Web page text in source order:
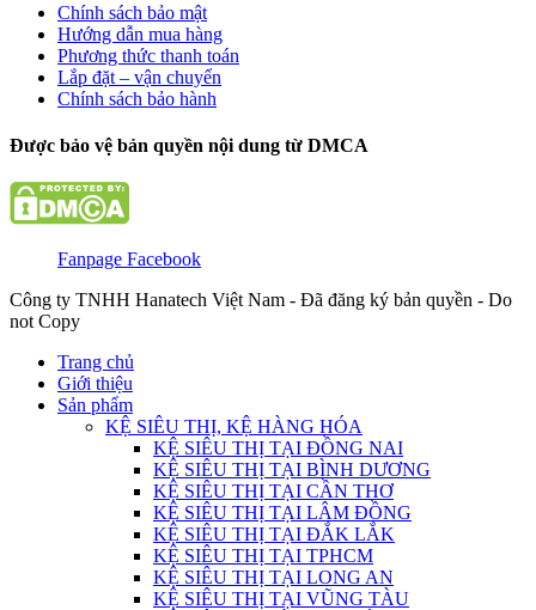
Chính sách bảo mật
Hướng dẫn mua hàng
Phương thức thanh toán
Lắp đặt – vận chuyển
Chính sách bảo hành
Được bảo vệ bản quyền nội dung từ DMCA
Fanpage Facebook
Công ty TNHH Hanatech Việt Nam - Đã đăng ký bản quyền - Do
not Copy
Trang chủ
Giới thiệu
Sản phẩm
KỆ SIÊU THỊ, KỆ HÀNG HÓA
KỆ SIÊU THỊ TẠI ĐỒNG NAI
KỆ SIÊU THỊ TẠI BÌNH DƯƠNG
KỆ SIÊU THỊ TẠI CẦN THƠ
KỆ SIÊU THỊ TẠI LÂM ĐỒNG
KỆ SIÊU THỊ TẠI ĐẮK LẮK
KỆ SIÊU THỊ TẠI TPHCM
KỆ SIÊU THỊ TẠI LONG AN
KỆ SIÊU THỊ TẠI VŨNG TÀU